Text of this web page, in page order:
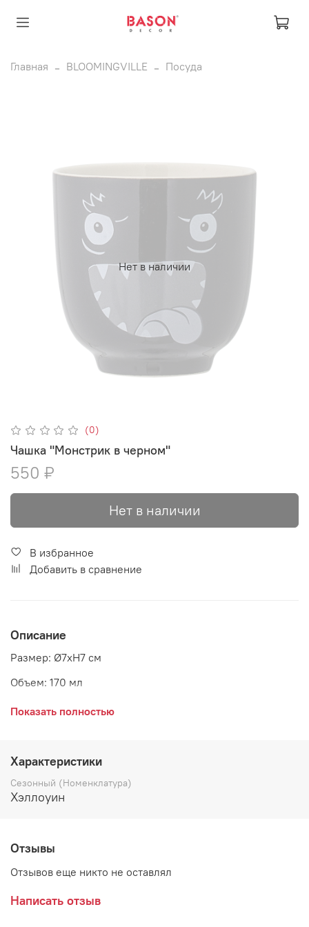
Главная BLOOMINGVILLE Посуда
Нет в наличии
(0)
Чашка "Монстрик в черном"
550 ₽
Нет в наличии
В избранное
Добавить в сравнение
Описание
Размер: Ø7xH7 см
Объем: 170 мл
Материал: керамика
Поставщик: Bloomingville
Показать полностью
Характеристики
Сезонный (Номенклатура)
Хэллоуин
Отзывы
Отзывов еще никто не оставлял
Написать отзыв